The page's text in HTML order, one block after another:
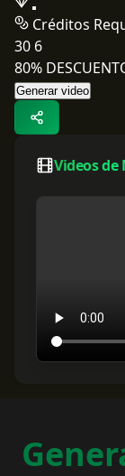
Créditos
30 6
80%
Generar video
Videos